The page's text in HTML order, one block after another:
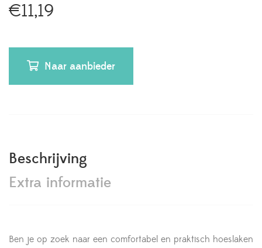
€11,19
Naar aanbieder
Beschrijving
Extra informatie
Ben je op zoek naar een comfortabel en praktisch hoeslaken